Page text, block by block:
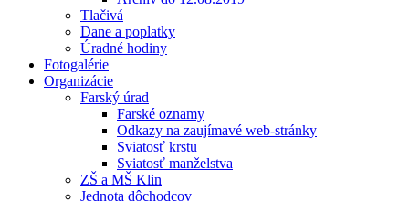
Tlačivá
Dane a poplatky
Úradné hodiny
Fotogalérie
Organizácie
Farský úrad
Farské oznamy
Odkazy na zaujímavé web-stránky
Sviatosť krstu
Sviatosť manželstva
ZŠ a MŠ Klin
Jednota dôchodcov